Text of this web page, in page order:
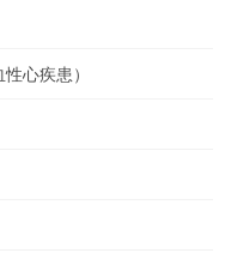
心疾患）